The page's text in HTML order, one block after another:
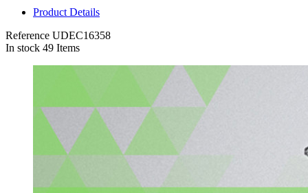
Product Details
Reference UDEC16358
In stock 49 Items